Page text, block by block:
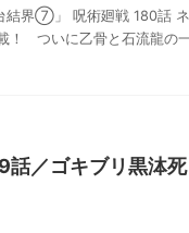
結界⑦」 呪術廻戦 180話
！ ついに乙骨と石流龍の
話／ゴキブリ黒泍